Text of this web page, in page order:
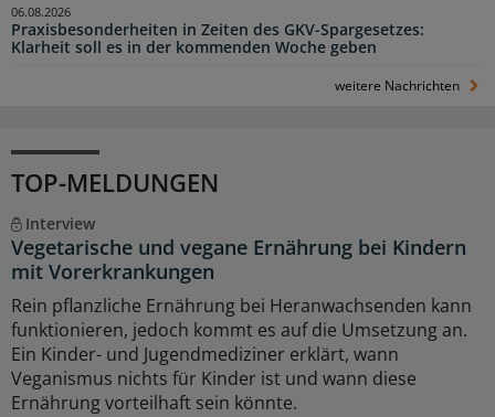
Praxisbesonderheiten in Zeiten des GKV-Spargesetzes:
Klarheit soll es in der kommenden Woche geben
06.08.2026
weitere Nachrichten
TOP-MELDUNGEN
Interview
Vegetarische und vegane Ernährung bei Kindern
mit Vorerkrankungen
Rein pflanzliche Ernährung bei Heranwachsenden kann
funktionieren, jedoch kommt es auf die Umsetzung an.
Ein Kinder- und Jugendmediziner erklärt, wann
Veganismus nichts für Kinder ist und wann diese
Ernährung vorteilhaft sein könnte.